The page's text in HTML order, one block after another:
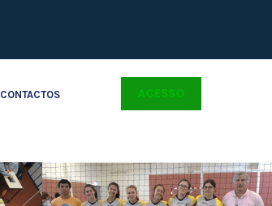
CONTACTOS ACESSO